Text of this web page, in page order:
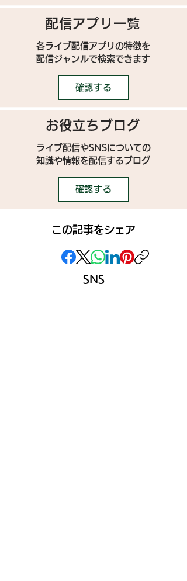
配信アプリ一覧
各ライブ配信アプリの特徴を
配信ジャンルで検索できます
確認する
お役立ちブログ
ライブ配信やSNSについての
​知識や情報を配信するブログ
確認する
この記事をシェア
SNS